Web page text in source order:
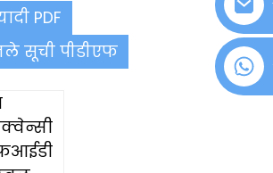
+८६ १८०७६३७२१३९
PDF
सूची पीडीएफ